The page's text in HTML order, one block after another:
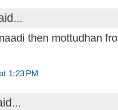
then mottudhan
1:23 PM